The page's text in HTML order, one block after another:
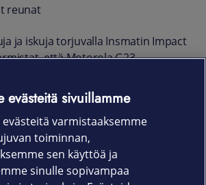
reunat
ja iskuja torjuvalla Insmatin Impact
että Motorola G23
käytössä. Suojakuori on
irroittaa, sekä sen pehmeät reunat
mikäli otteesi lipeää puhelimestasi.
evästeitä sivuillamme
evästeitä varmistaaksemme
toiminnan,
sen käyttöä ja
sinulle sopivampaa